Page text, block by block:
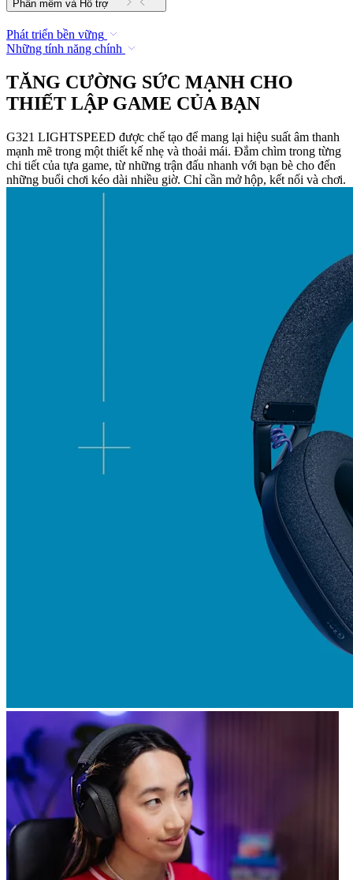
Phần mềm và Hỗ trợ
Phát triển bền vững
Những tính năng chính
TĂNG CƯỜNG SỨC MẠNH CHO
THIẾT LẬP GAME CỦA BẠN
G321 LIGHTSPEED được chế tạo để mang lại hiệu suất âm thanh
mạnh mẽ trong một thiết kế nhẹ và thoải mái. Đắm chìm trong từng
chi tiết của tựa game, từ những trận đấu nhanh với bạn bè cho đến
những buổi chơi kéo dài nhiều giờ. Chỉ cần mở hộp, kết nối và chơi.